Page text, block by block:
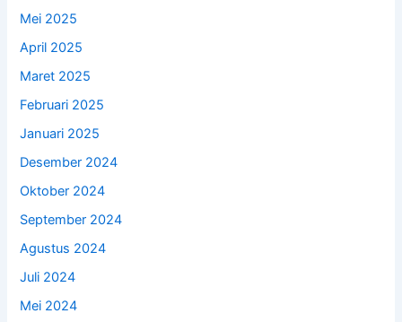
Mei 2025
April 2025
Maret 2025
Februari 2025
Januari 2025
Desember 2024
Oktober 2024
September 2024
Agustus 2024
Juli 2024
Mei 2024